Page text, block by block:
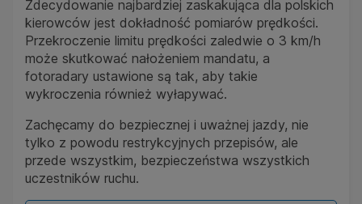
Zdecydowanie najbardziej zaskakująca dla polskich
kierowców jest dokładność pomiarów prędkości.
Przekroczenie limitu prędkości zaledwie o 3 km/h
może skutkować nałożeniem mandatu, a
fotoradary ustawione są tak, aby takie
wykroczenia również wyłapywać.
Zachęcamy do bezpiecznej i uważnej jazdy, nie
tylko z powodu restrykcyjnych przepisów, ale
przede wszystkim, bezpieczeństwa wszystkich
uczestników ruchu.